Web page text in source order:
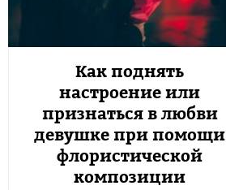
Как поднять
настроение или
признаться в любви
девушке при помощи
флористической
композиции